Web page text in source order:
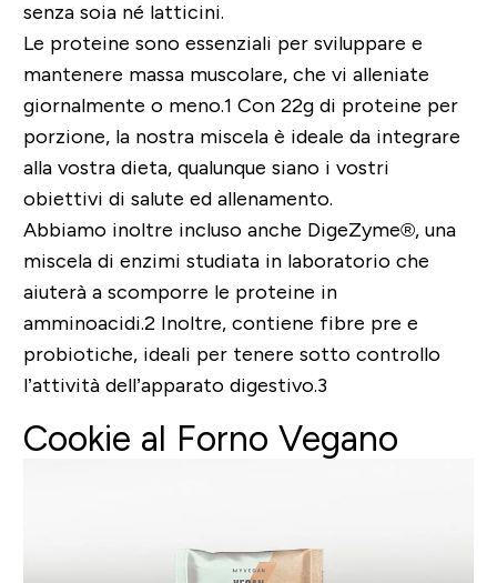
senza soia né latticini.
Le proteine sono essenziali per sviluppare e
mantenere massa muscolare, che vi alleniate
giornalmente o meno.1 Con 22g di proteine per
porzione, la nostra miscela è ideale da integrare
alla vostra dieta, qualunque siano i vostri
obiettivi di salute ed allenamento.
Abbiamo inoltre incluso anche DigeZyme®, una
miscela di enzimi studiata in laboratorio che
aiuterà a scomporre le proteine in
amminoacidi.2 Inoltre, contiene fibre pre e
probiotiche, ideali per tenere sotto controllo
l’attività dell’apparato digestivo.3
Cookie al Forno Vegano